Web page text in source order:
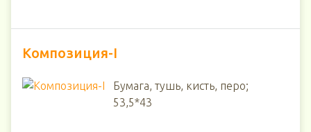
Композиция-I
Бумага, тушь, кисть, перо;
53,5*43